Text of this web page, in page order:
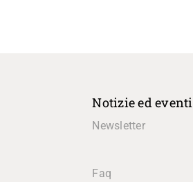
Notizie ed eventi
Newsletter
Faq